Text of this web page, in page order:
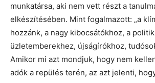
munkatársa, aki nem vett részt a
elkészítésében. Mint fogalmazott: „a
hozzánk, a nagy kibocsátókhoz, a
üzletemberekhez, újságírókhoz,
Amikor mi azt mondjuk, hogy nem
adók a repülés terén, az azt jelenti,